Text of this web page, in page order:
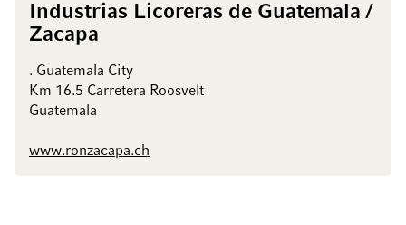
Industrias Licoreras de Guatemala /
Zacapa
. Guatemala City
Km 16.5 Carretera Roosvelt
Guatemala
www.ronzacapa.ch